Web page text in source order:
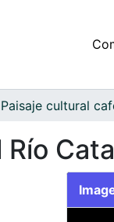
Paisaje cultural